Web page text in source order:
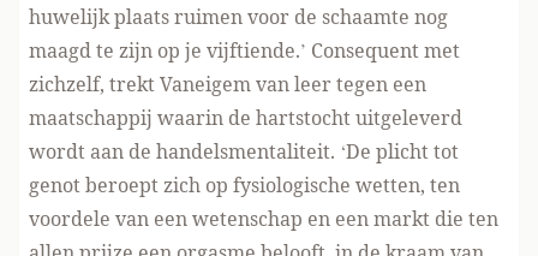
huwelijk plaats ruimen voor de schaamte nog
maagd te zijn op je vijftiende.’ Consequent met
zichzelf, trekt Vaneigem van leer tegen een
maatschappij waarin de hartstocht uitgeleverd
wordt aan de handelsmentaliteit. ‘De plicht tot
genot beroept zich op fysiologische wetten, ten
voordele van een wetenschap en een markt die ten